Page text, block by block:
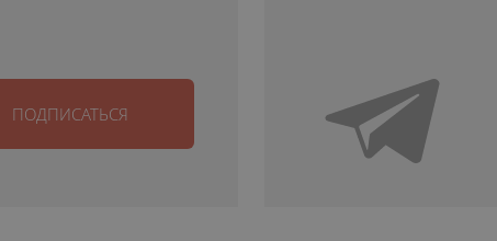
ПОДПИСАТЬСЯ